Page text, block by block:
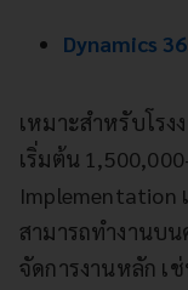
Dynamics
เหมาะสำหรับโรง
เริ่มต้น
Implementation
สามารถทำงานบ
จัดการงานหลัก